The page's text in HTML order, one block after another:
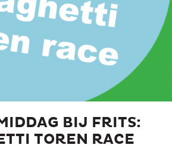
BIJ FRITS:
TOREN RACE